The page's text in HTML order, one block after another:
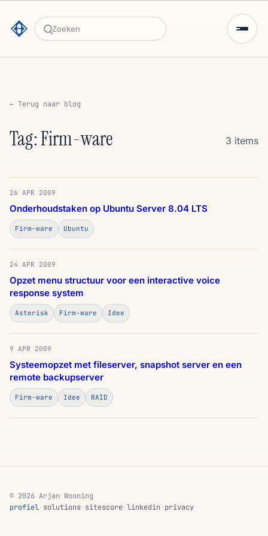
Zoeken
← Terug naar blog
Tag: Firm-ware 3 items
26 APR 2009
Onderhoudstaken op Ubuntu Server 8.04 LTS
Firm-ware Ubuntu
24 APR 2009
Opzet menu structuur voor een interactive voice
response system
Asterisk Firm-ware Idee
9 APR 2009
Systeemopzet met fileserver, snapshot server en een
remote backupserver
Firm-ware Idee RAID
© 2026 Arjan Wooning
profiel·solutions·sitescore·linkedin ·privacy